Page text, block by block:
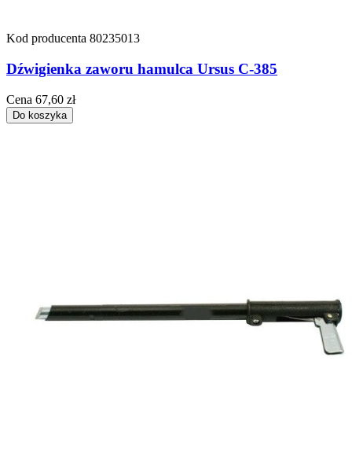
Kod producenta 80235013
Dźwigienka zaworu hamulca Ursus C-385
Cena 67,60 zł
Do koszyka